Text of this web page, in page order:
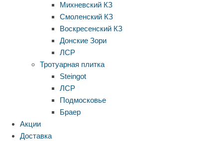
Михневский КЗ
Смоленский КЗ
Воскресенский КЗ
Донские Зори
ЛСР
Тротуарная плитка
Steingot
ЛСР
Подмосковье
Браер
Акции
Доставка